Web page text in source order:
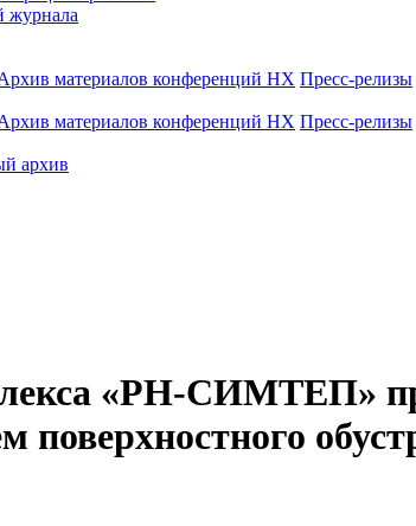
журнала
материалов конференций НХ Пресс-релизы
материалов конференций НХ Пресс-релизы
архив
«РН-СИМТЕП»
поверхностного